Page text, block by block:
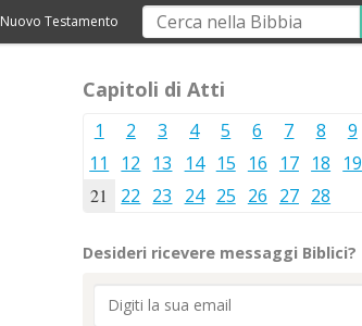
Nuovo Testamento
Capitoli di Atti
1 2 3 4 5 6 7 8 9
11
12 13 14 15 16 17 18 19
21 22 23 24 25 26 27 28
Desideri ricevere messaggi Biblici?